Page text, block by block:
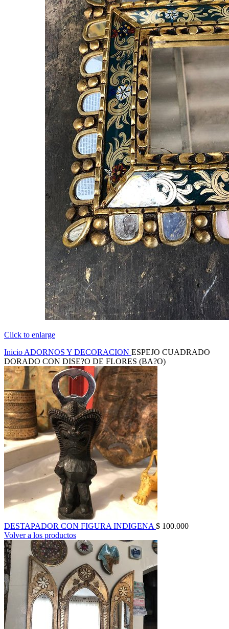
Click to enlarge
Inicio ADORNOS Y DECORACION ESPEJO CUADRADO
DORADO CON DISE?O DE FLORES (BA?O)
DESTAPADOR CON FIGURA INDIGENA $ 100.000
Volver a los productos